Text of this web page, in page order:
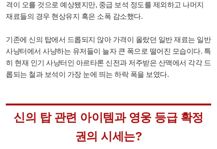
격이 오를 것으로 예상됐지만, 중급 보석 정도를 제외하고 나머지
재료들의 경우 현상유지 혹은 소폭 감소했다.
기존에 신의 탑에서 드롭되지 않아 가격이 올랐던 일반 재료는 일반
사냥터에서 사냥하는 유저들이 늘자 큰 폭으로 떨어진 모습이다. 특
히 현재 인기 사냥터인 아르타론 신전과 저주받은 산맥에서 각각 드
롭되는 철과 보석이 가장 눈에 띄는 하락 폭을 보였다.
신의 탑 관련 아이템과 영웅 등급 확정
권의 시세는?